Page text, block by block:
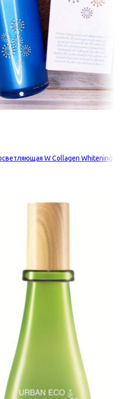
W Collagen Whitening